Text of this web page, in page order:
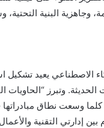
وجاهزية البنية التحتية،
الاصطناعي يعيد تشكيل
وتبرز “الحاويات
وسعت نطاق
إدارتي التقنية